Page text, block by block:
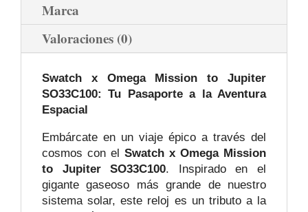
Marca
Valoraciones (0)
Swatch x Omega Mission to Jupiter
SO33C100: Tu Pasaporte a la Aventura
Espacial
Embárcate en un viaje épico a través del
cosmos con el Swatch x Omega Mission
to Jupiter SO33C100. Inspirado en el
gigante gaseoso más grande de nuestro
sistema solar, este reloj es un tributo a la